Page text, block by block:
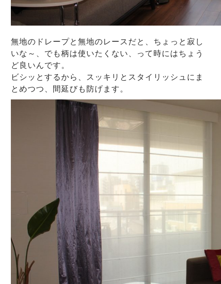
無地のドレープと無地のレースだと、ちょっと寂し
いな～、でも柄は使いたくない、って時にはちょう
ど良いんです。
ビシッとするから、スッキリとスタイリッシュにま
とめつつ、間延びも防げます。